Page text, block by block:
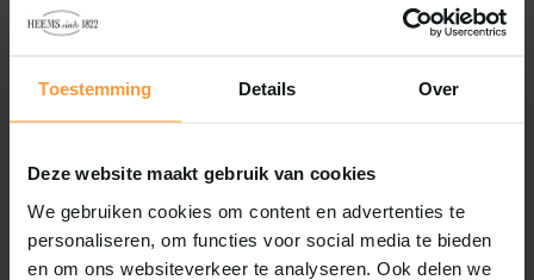
Toestemming Details Over
Deze website maakt gebruik van cookies
We gebruiken cookies om content en advertenties te
personaliseren, om functies voor social media te bieden
en om ons websiteverkeer te analyseren. Ook delen we
Reviews
Er zijn nog geen reviews geschreven over dit product..
Schrijf je eigen review